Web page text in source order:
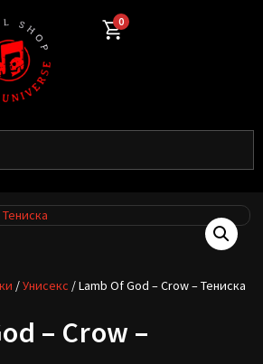
0
/Унисекс / Lamb Of God – Crow – Тениска
– Crow –